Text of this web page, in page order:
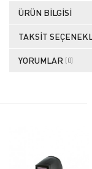
ÜRÜN BILGISI
TAKSIT
YORUMLAR (0)